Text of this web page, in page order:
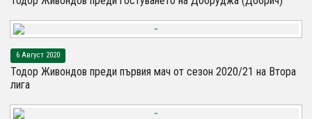
6 Август 2020
Тодор Живондов преди първия мач от сезон 2020/21 на Втора
лига